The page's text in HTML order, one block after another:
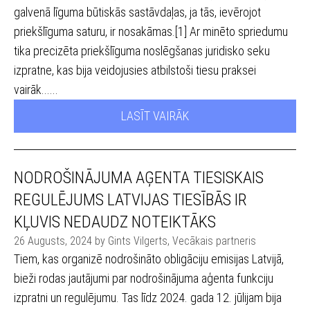
galvenā līguma būtiskās sastāvdaļas, ja tās, ievērojot
priekšlīguma saturu, ir nosakāmas.[1] Ar minēto spriedumu
tika precizēta priekšlīguma noslēgšanas juridisko seku
izpratne, kas bija veidojusies atbilstoši tiesu praksei
vairāk......
LASĪT VAIRĀK
NODROŠINĀJUMA AĢENTA TIESISKAIS
REGULĒJUMS LATVIJAS TIESĪBĀS IR
KĻUVIS NEDAUDZ NOTEIKTĀKS
26 Augusts, 2024 by Gints Vilgerts, Vecākais partneris
Tiem, kas organizē nodrošināto obligāciju emisijas Latvijā,
bieži rodas jautājumi par nodrošinājuma aģenta funkciju
izpratni un regulējumu. Tas līdz 2024. gada 12. jūlijam bija